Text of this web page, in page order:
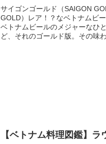
サイゴンゴールド（SAIGON
GOLD）レア！？なベトナムビ
ベトナムビールのメジャーなひ
ど、それのゴールド版。その味
【ベトナム料理図鑑】ラ